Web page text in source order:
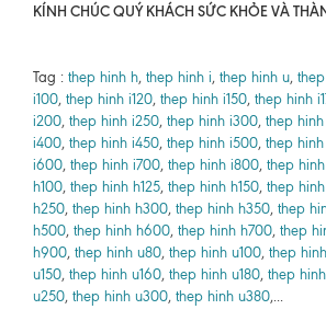
KÍNH CHÚC QUÝ KHÁCH SỨC KHỎE VÀ
Tag : thep hinh h, thep hinh i, thep hinh u,
i100, thep hinh i120, thep hinh i150, thep hinh
i200, thep hinh i250, thep hinh i300, thep
i400, thep hinh i450, thep hinh i500, thep
i600, thep hinh i700, thep hinh i800, thep
h100, thep hinh h125, thep hinh h150, thep
h250, thep hinh h300, thep hinh h350, thep
h500, thep hinh h600, thep hinh h700, thep
h900, thep hinh u80, thep hinh u100, thep
u150, thep hinh u160, thep hinh u180, thep
u250, thep hinh u300, thep hinh u380,...